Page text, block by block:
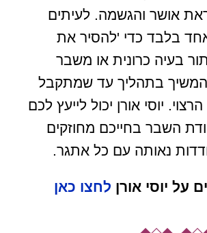
אושר והגשמה. לעיתים
בלבד כדי 'להסיר את
בעיה כרונית או משבר
בתהליך עד שמתקבל
יוסי אורן יכול לייעץ לכם
השבר בחייכם מחוזקים
נאותה עם כל אתגר.
על יוסי אורן לחצו כאן